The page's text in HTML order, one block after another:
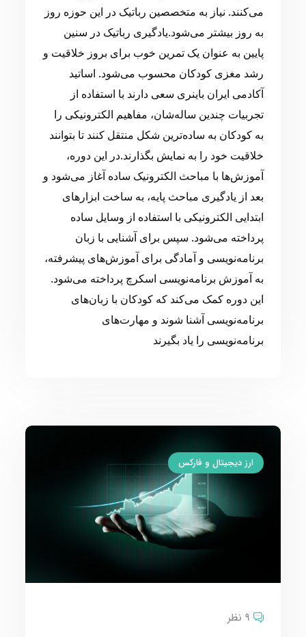
می‌کنند. نیاز به متخصصین رباتیک در این حوزه روز
به روز بیشتر می‌شود.یادگیری رباتیک در سنین
پایین به عنوان یک تمرین خوب برای بروز خلاقیت و
رشد مغزی کودکان محسوب می‌شود. اساتید
آکادمی ایران باینری سعی دارند با استفاده از
تجربیات چندین ساله‌شان، مفاهیم الکترونیکی را
به کودکان به ساده‌ترین شکل منتقل کنند تا بتوانند
خلاقیت خود را به نمایش بگذارند.در این دوره،
آموزش‌ها با مباحث الکترونیک ساده آغاز می‌شود و
بعد از یادگیری مباحث پایه، به ساخت ابزارهای
ابتدایی الکترونیکی با استفاده از وسایل ساده
پرداخته می‌شود. سپس برای آشنایی با زبان
برنامه‌نویسی و آمادگی برای آموزش‌های پیشرفته،
به آموزش برنامه‌نویسی اسکرچ پرداخته می‌شود.
این دوره کمک می‌کند که کودکان با زبان‌های
برنامه‌نویسی آشنا شوند و مهارت‌های
برنامه‌نویسی را یاد بگیرند
ارز دیجیتال و فارکس
9 نظر